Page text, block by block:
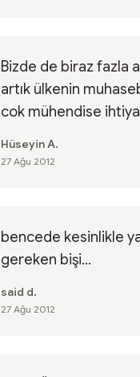
Bizde de biraz fazla
artık ülkenin
cok mühendise
Hüseyin A.
27 Ağu 2012
bencede kesinlikle
gereken bişi...
said d.
27 Ağu 2012